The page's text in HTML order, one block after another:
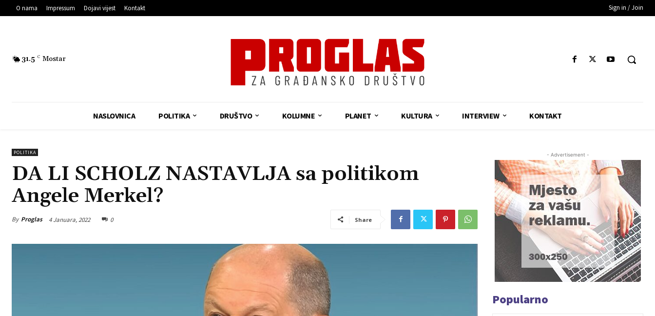
O nama Impressum Dojavi vijest Kontakt Sign in / Join
31.5 C Mostar
NASLOVNICA POLITIKA DRUŠTVO KOLUMNE PLANET KULTURA INTERVIEW KONTAKT
POLITIKA
DA LI SCHOLZ NASTAVLJA sa politikom
Angele Merkel?
By Proglas 4 Januara, 2022 0 Share
- Advertisement -
Popularno